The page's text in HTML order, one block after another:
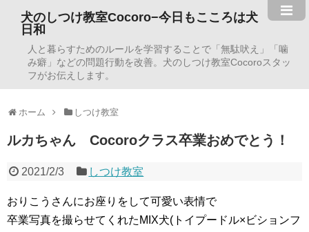
犬のしつけ教室Cocoro−今日もこころは犬
日和
人と暮らすためのルールを学習することで「無駄吠え」「噛
み癖」などの問題行動を改善。犬のしつけ教室Cocoroスタッ
フがお伝えします。
ホーム しつけ教室
ルカちゃん Cocoroクラス卒業おめでとう！
2021/2/3 しつけ教室
おりこうさんにお座りをして可愛い表情で
卒業写真を撮らせてくれたMIX犬(トイプードル×ビションフ